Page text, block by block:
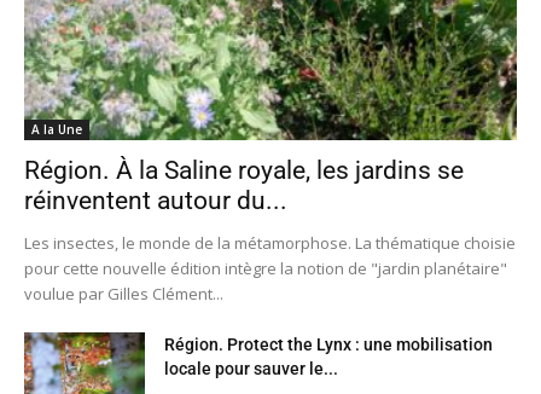
A la Une
Région. À la Saline royale, les jardins se
réinventent autour du...
Les insectes, le monde de la métamorphose. La thématique choisie
pour cette nouvelle édition intègre la notion de "jardin planétaire"
voulue par Gilles Clément...
Région. Protect the Lynx : une mobilisation
locale pour sauver le...